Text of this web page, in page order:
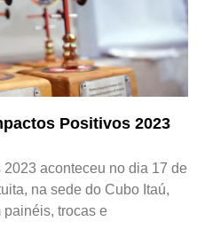
Positivos 2023
aconteceu no dia 17 de
na sede do Cubo Itaú,
trocas e